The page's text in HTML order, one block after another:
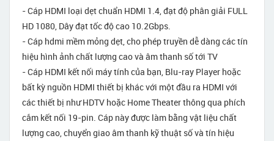
- Cáp HDMI loại dẹt chuẩn HDMI 1.4, đạt độ phân giải FULL
HD 1080, Dây đạt tốc độ cao 10.2Gbps.
- Cáp hdmi mềm mỏng dẹt, cho phép truyền dễ dàng các tín
hiệu hình ảnh chất lượng cao và âm thanh số tới TV
- Cáp HDMI kết nối máy tính của bạn, Blu-ray Player hoặc
bất kỳ nguồn HDMI thiết bị khác với một đầu ra HDMI với
các thiết bị như HDTV hoặc Home Theater thông qua phích
cắm kết nối 19-pin. Cáp này được làm bằng vật liệu chất
lượng cao, chuyển giao âm thanh kỹ thuật số và tín hiệu